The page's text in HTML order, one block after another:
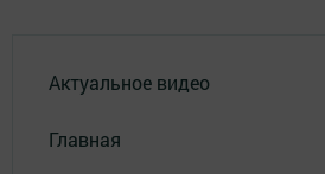
Актуальное видео
Главная